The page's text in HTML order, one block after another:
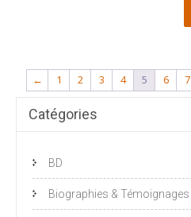
← 1 2 3 4 5 6 7
Catégories
BD
Biographies & Témoignages